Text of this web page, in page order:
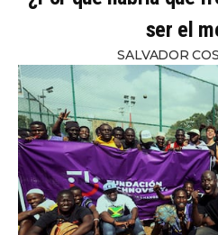
ser el
SALVADOR